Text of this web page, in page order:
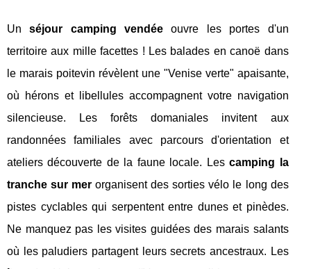
Unséjour camping vendée ouvre les portes d'un
territoire aux mille facettes ! Les balades en canoë dans
le marais poitevin révèlent une "Venise verte" apaisante,
où hérons et libellules accompagnent votre navigation
silencieuse. Les forêts domaniales invitent aux
randonnées familiales avec parcours d'orientation et
ateliers découverte de la faune locale. Lescamping la
tranche sur mer organisent des sorties vélo le long des
pistes cyclables qui serpentent entre dunes et pinèdes.
Ne manquez pas les visites guidées des marais salants
où les paludiers partagent leurs secrets ancestraux. Les